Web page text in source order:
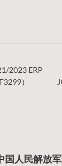
2023 ERP
）
国人民解放